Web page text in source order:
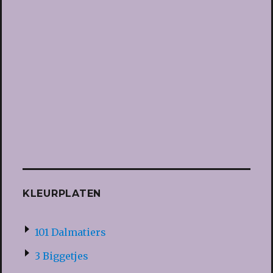
KLEURPLATEN
101 Dalmatiers
3 Biggetjes